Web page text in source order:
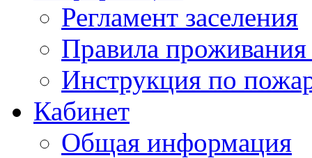
Регламент заселения
Правила
Инструкция по
Кабинет
Общая информация